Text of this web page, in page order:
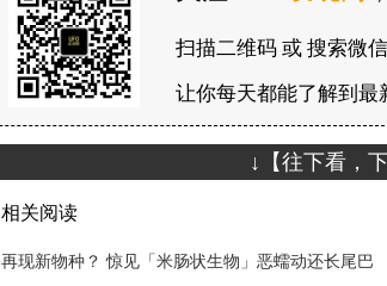
扫描二维码 或 搜索微
让你每天都能了解到最
↓【往下看，
相关阅读
再现新物种？ 惊见「米肠状生物」恶蠕动还长尾巴